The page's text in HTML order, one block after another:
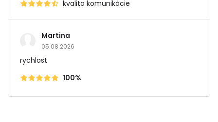
kvalita komunikácie
Martina
05.08.2026
rychlost
100%